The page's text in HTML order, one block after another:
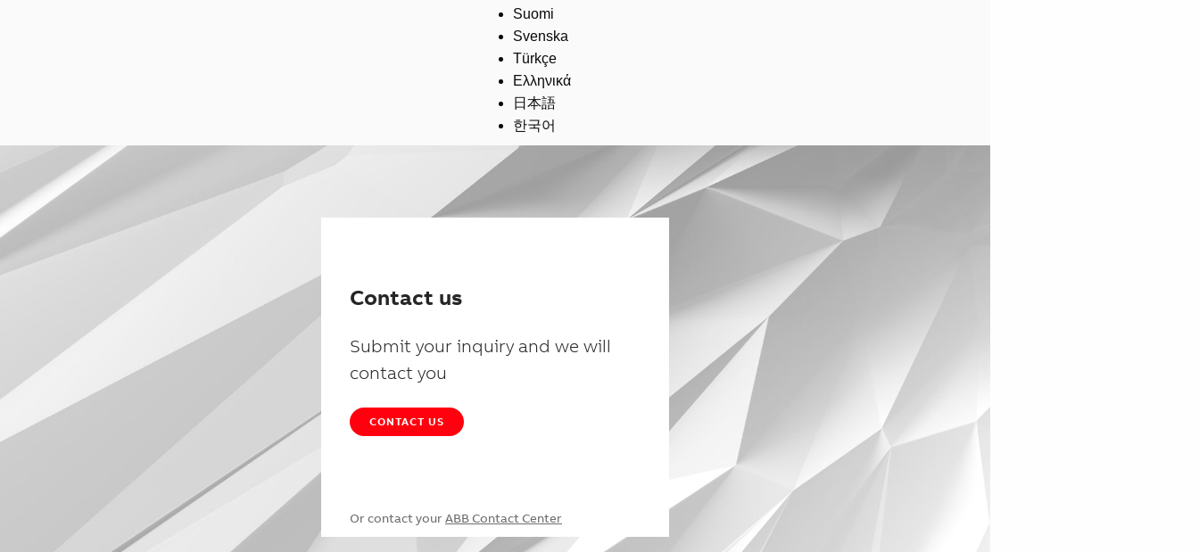
Suomi
Svenska
Türkçe
Ελληνικά
日本語
한국어
Contact us
Submit your inquiry and we will
contact you
CONTACT US
Or contact your ABB Contact Center